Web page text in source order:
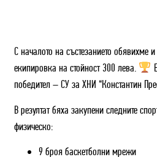
С началото на състезанието обявихме
екипировка на стойност 300 лева.
победител – СУ за ХНИ “Константин
В резултат бяха закупени следните
физическо:
9 броя баскетболни мрежи